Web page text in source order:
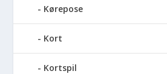
Kørepose
Kort
Kortspil